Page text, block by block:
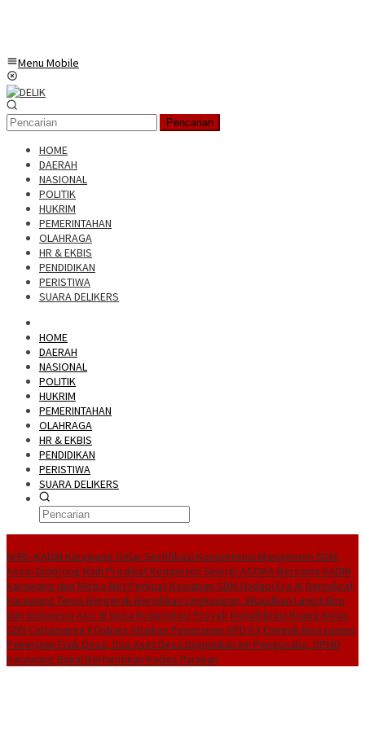
Menu Mobile
Pencarian
HOME
DAERAH
NASIONAL
POLITIK
HUKRIM
PEMERINTAHAN
OLAHRAGA
HR & EKBIS
PENDIDIKAN
PERISTIWA
SUARA DELIKERS
HOME
DAERAH
NASIONAL
POLITIK
HUKRIM
PEMERINTAHAN
OLAHRAGA
HR & EKBIS
PENDIDIKAN
PERISTIWA
SUARA DELIKERS
NHRI–KADIN Karawang Gelar Sertifikasi Kompetensi Manajemen SDM,
Asesi Didorong Raih Predikat Kompeten Sinergi ASOKA Bersama KADIN
Karawang dan Metra-Net Perkuat Kesiapan SDM Hadapi Era AI Demokrat
Karawang Terus Bergerak Bersihkan Lingkungan, Wujudkan Langit Biru
dan Indonesia Asri di Desa Kutapohaci Proyek Rehabilitasi Ruang Kelas
SDN Ciptamarga II Diduga Abaikan Penerapan APD K3 Enggak Bisa Lunasi
Pekerjaan Fisik Desa, Dua Aset Desa Dijaminkan ke Pengusaha, DPMD
Karawang Bakal Berhentikan Kades Parakan